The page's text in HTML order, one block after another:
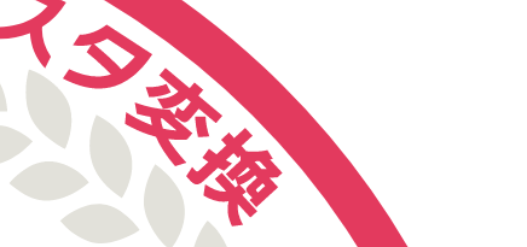
する手順です。
ご利用いただけます。